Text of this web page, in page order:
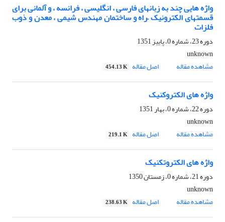
واژه هایی چند به زبانهای فارسی ، انگلیسی ، فرانسه ، و آلمانی برای
قسمتهای الکترونیک –راه و ساختمان مهندس شیمی ، معدن و ذوب
فلزات
دوره 23، شماره 0، پاییز 1351
unknown
مشاهده مقاله
اصل مقاله 454.13 K
واژه های الکتروکنیک
دوره 22، شماره 0، بهار 1351
unknown
مشاهده مقاله
اصل مقاله 219.1 K
واژه های الکتروتکنیک
دوره 21، شماره 0، زمستان 1350
unknown
مشاهده مقاله
اصل مقاله 238.63 K